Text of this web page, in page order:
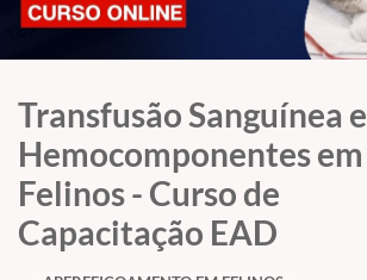
Transfusão Sanguínea e
Hemocomponentes em
Felinos - Curso de
Capacitação EAD